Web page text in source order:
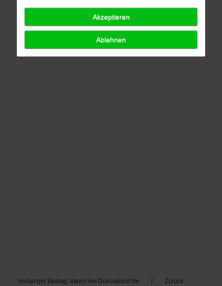
Vorheriger Beitrag: Vanny bei Duesseldorf.de Zurück
Akzeptieren
Ablehnen